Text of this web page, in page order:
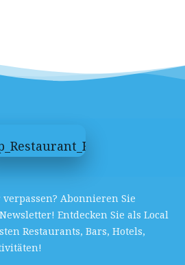
Abonnieren Sie
Entdecken Sie als Local
Restaurants, Bars, Hotels,